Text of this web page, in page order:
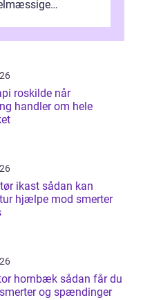
roskilde når
handler om hele
sådan kan
hjælpe mod smerter
sådan får du
og spændinger